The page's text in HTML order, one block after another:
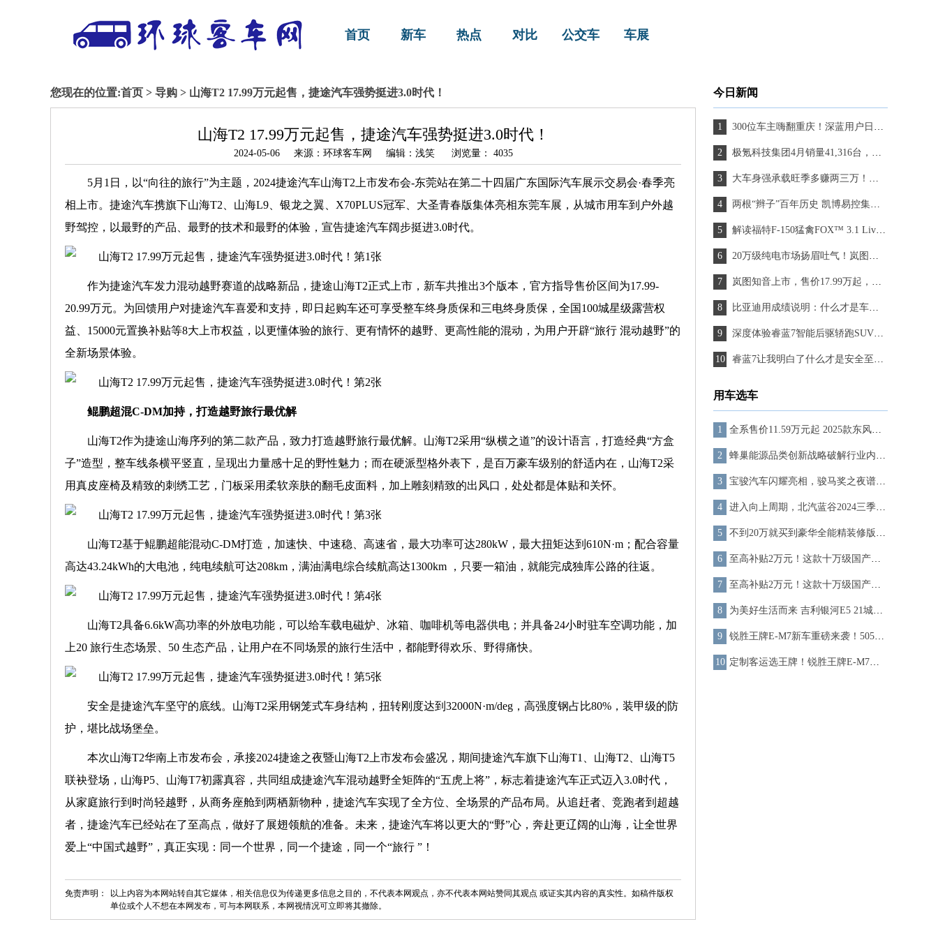
首页 新车 热点 对比 公交车 车展
您现在的位置:首页 > 导购 > 山海T2 17.99万元起售，捷途汽车强势挺进3.0时代！
山海T2 17.99万元起售，捷途汽车强势挺进3.0时代！
2024-05-06 来源：环球客车网 编辑：浅笑 浏览量： 4035
5月1日，以“向往的旅行”为主题，2024捷途汽车山海T2上市发布会-东莞站在第二十四届广东国际汽车展示交易会·春季亮
相上市。捷途汽车携旗下山海T2、山海L9、银龙之翼、X70PLUS冠军、大圣青春版集体亮相东莞车展，从城市用车到户外越
野驾控，以最野的产品、最野的技术和最野的体验，宣告捷途汽车阔步挺进3.0时代。
作为捷途汽车发力混动越野赛道的战略新品，捷途山海T2正式上市，新车共推出3个版本，官方指导售价区间为17.99-
20.99万元。为回馈用户对捷途汽车喜爱和支持，即日起购车还可享受整车终身质保和三电终身质保，全国100城星级露营权
益、15000元置换补贴等8大上市权益，以更懂体验的旅行、更有情怀的越野、更高性能的混动，为用户开辟“旅行 混动越野”的
全新场景体验。
鲲鹏超混C-DM加持，打造越野旅行最优解
山海T2作为捷途山海序列的第二款产品，致力打造越野旅行最优解。山海T2采用“纵横之道”的设计语言，打造经典“方盒
子”造型，整车线条横平竖直，呈现出力量感十足的野性魅力；而在硬派型格外表下，是百万豪车级别的舒适内在，山海T2采
用真皮座椅及精致的刺绣工艺，门板采用柔软亲肤的翻毛皮面料，加上雕刻精致的出风口，处处都是体贴和关怀。
山海T2基于鲲鹏超能混动C-DM打造，加速快、中速稳、高速省，最大功率可达280kW，最大扭矩达到610N·m；配合容量
高达43.24kWh的大电池，纯电续航可达208km，满油满电综合续航高达1300km ，只要一箱油，就能完成独库公路的往返。
山海T2具备6.6kW高功率的外放电功能，可以给车载电磁炉、冰箱、咖啡机等电器供电；并具备24小时驻车空调功能，加
上20 旅行生态场景、50 生态产品，让用户在不同场景的旅行生活中，都能野得欢乐、野得痛快。
安全是捷途汽车坚守的底线。山海T2采用钢笼式车身结构，扭转刚度达到32000N·m/deg，高强度钢占比80%，装甲级的防
护，堪比战场堡垒。
本次山海T2华南上市发布会，承接2024捷途之夜暨山海T2上市发布会盛况，期间捷途汽车旗下山海T1、山海T2、山海T5
联袂登场，山海P5、山海T7初露真容，共同组成捷途汽车混动越野全矩阵的“五虎上将”，标志着捷途汽车正式迈入3.0时代，
从家庭旅行到时尚轻越野，从商务座舱到两栖新物种，捷途汽车实现了全方位、全场景的产品布局。从追赶者、竞跑者到超越
者，捷途汽车已经站在了至高点，做好了展翅领航的准备。未来，捷途汽车将以更大的“野”心，奔赴更辽阔的山海，让全世界
爱上“中国式越野”，真正实现：同一个世界，同一个捷途，同一个“旅行 ”！
免责声明：
以上内容为本网站转自其它媒体，相关信息仅为传递更多信息之目的，不代表本网观点，亦不代表本网站赞同其观点 或证实其内容的真实性。如稿件版权
单位或个人不想在本网发布，可与本网联系，本网视情况可立即将其撤除。
今日新闻
300位车主嗨翻重庆！深蓝用户日如何“玩”转千万流量？
极氪科技集团4月销量41,316台，同比增长18.7%
大车身强承载旺季多赚两三万！能省会赚大将军F9致富之选
两根“辫子”百年历史 凯博易控集电架助力无轨电车重焕生机
解读福特F-150猛禽FOX™ 3.1 Live Valve™内旁路减震器
20万级纯电市场扬眉吐气！岚图知音首日订单破8000台，销售爆单忙不过来
岚图知音上市，售价17.99万起，重新定义20万内纯电SUV新标准
比亚迪用成绩说明：什么才是车企最佳格局？
深度体验睿蓝7智能后驱轿跑SUV，换电技术引领未来
睿蓝7让我明白了什么才是安全至上！
用车选车
全系售价11.59万元起 2025款东风奕派eπ007焕新上市
蜂巢能源品类创新战略破解行业内卷 15年60万公里、超长寿命，蜂行电池引领超充行业
宝骏汽车闪耀亮相，骏马奖之夜谱写文学新篇章
进入向上周期，北汽蓝谷2024三季度营收、销量齐增长
不到20万就买到豪华全能精装修版Model Y？ 岚图知音17.99万起，上市即交付！
至高补贴2万元！这款十万级国产小钢炮没有年轻人可以拒绝
至高补贴2万元！这款十万级国产小钢炮没有年轻人可以拒绝
为美好生活而来 吉利银河E5 21城交付仪式-广州站圆满落幕
锐胜王牌E-M7新车重磅来袭！505km超长续航 打造国民定制客运新标杆
定制客运选王牌！锐胜王牌E-M7全场景营运解决方案提供者